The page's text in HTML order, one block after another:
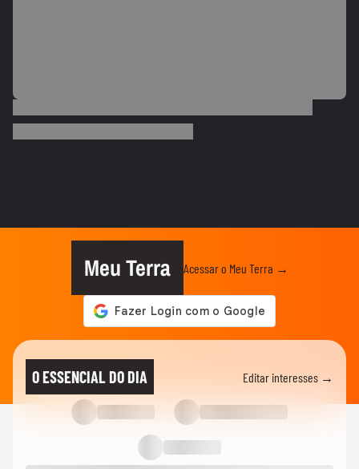
arbitragem após derrota: ’Nosso...
Lenda do Milan, Franco Baresi morre aos
66 anos
Neymar é homenageado pelo Santos com
busto e estátua em memorial:...
Uefa anuncia boicote à Copa do Mundo e
decisão pode afetar Mundial...
Meu Terra Acessar o Meu Terra →
O ESSENCIAL DO DIA Editar interesses →